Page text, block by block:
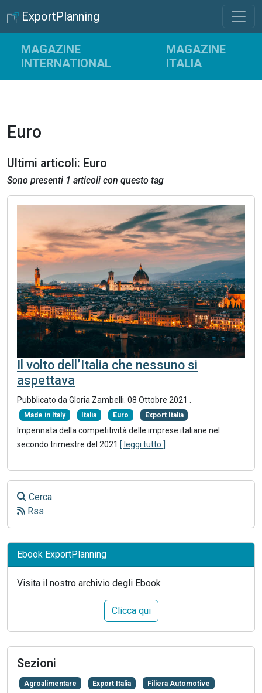
ExportPlanning
MAGAZINE
INTERNATIONAL
MAGAZINE
ITALIA
Euro
Ultimi articoli: Euro
Sono presenti 1 articoli con questo tag
Il volto dell’Italia che nessuno si
aspettava
Pubblicato da Gloria Zambelli. 08 Ottobre 2021
Made in Italy Italia Euro Export Italia
Impennata della competitività delle imprese italiane nel
secondo trimestre del 2021 [ leggi tutto ]
Cerca
Rss
Ebook ExportPlanning
Visita il nostro archivio degli Ebook
Clicca qui
Sezioni
Agroalimentare Export Italia Filiera Automotive